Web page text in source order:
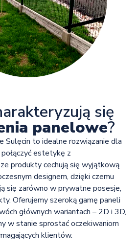
się
panelowe?
Sulęcin to idealne rozwiązanie dla
estetykę z
produkty cechują się wyjątkową
designem, dzięki czemu
się zarówno w prywatne posesje,
Oferujemy szeroką gamę paneli
głównych wariantach – 2D i 3D,
w stanie sprostać oczekiwaniom
klientów.